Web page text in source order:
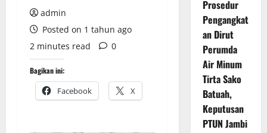
admin
Posted on 1 tahun ago
2 minutes read
0
Bagikan ini:
Facebook X
Prosedur
Pengangkat
an Dirut
Perumda
Air Minum
Tirta Sako
Batuah,
Keputusan
PTUN Jambi